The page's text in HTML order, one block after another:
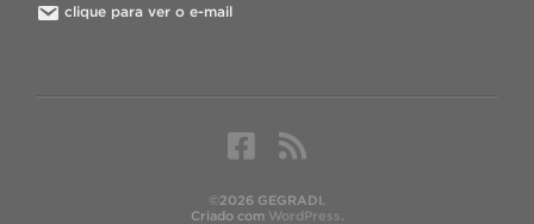
clique para ver o e-mail
©2026 GEGRADI.
Criado com WordPress.